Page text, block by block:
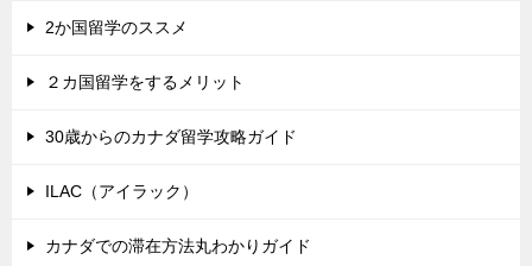
2か国留学のススメ
２カ国留学をするメリット
30歳からのカナダ留学攻略ガイド
ILAC（アイラック）
カナダでの滞在方法丸わかりガイド